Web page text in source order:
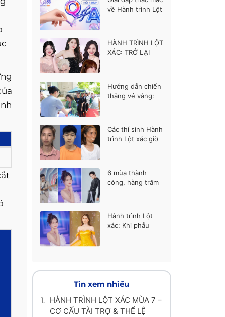
về Hành trình Lột
HÀNH TRÌNH LỘT
XÁC: TRỞ LẠI
Hướng dẫn chiến
thắng vé vàng:
Các thí sinh Hành
trình Lột xác giờ
6 mùa thành
công, hàng trăm
khác biệt?
Hành trình Lột
xác: Khi phẫu
Tin xem nhiều
1.
HÀNH TRÌNH LỘT XÁC MÙA 7 –
CƠ CẤU TÀI TRỢ & THỂ LỆ